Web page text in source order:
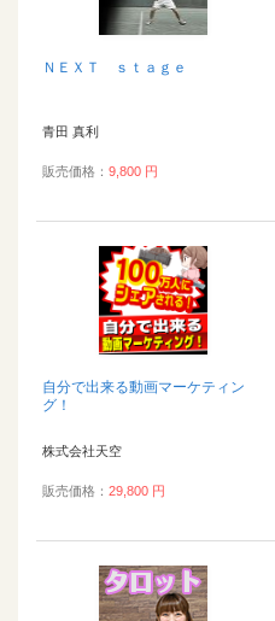
ＮＥＸＴ ｓｔａｇｅ
青田 真利
販売価格： 9,800 円
自分で出来る動画マーケティン
グ！
株式会社天空
販売価格： 29,800 円